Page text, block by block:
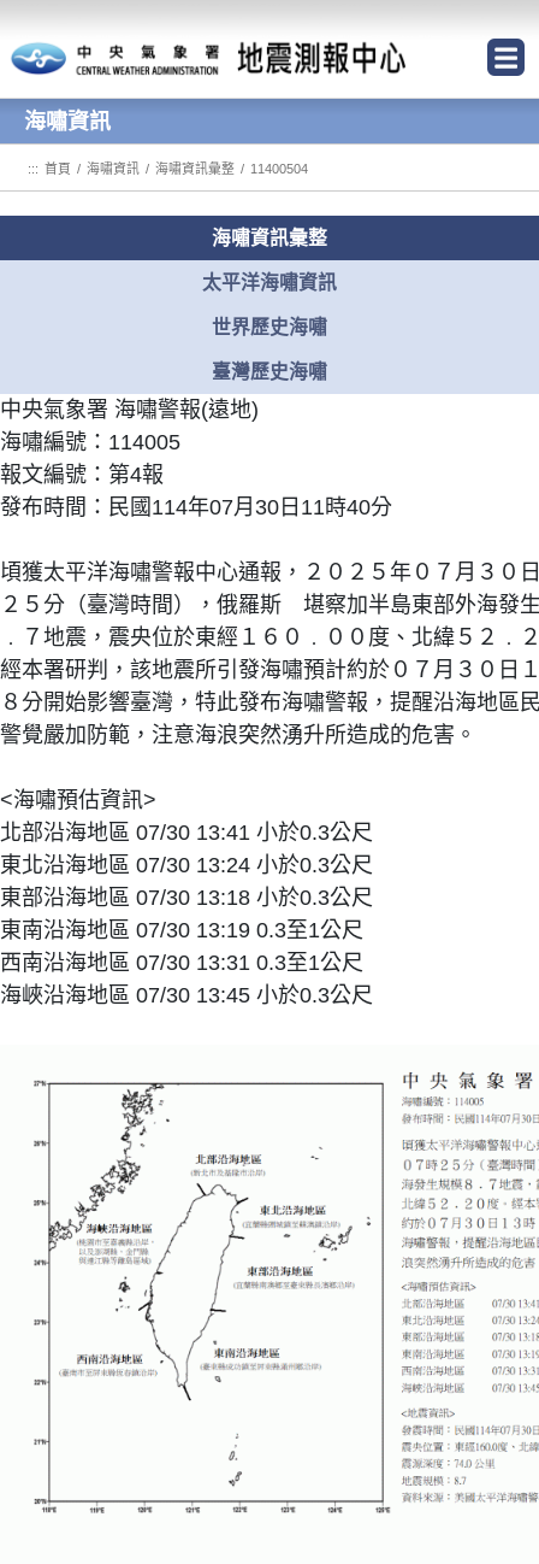
海嘯資訊
::: 首頁 / 海嘯資訊 / 海嘯資訊彙整 / 11400504
海嘯資訊彙整
太平洋海嘯資訊
世界歷史海嘯
臺灣歷史海嘯
中央氣象署 海嘯警報(遠地)
海嘯編號：114005
報文編號：第4報
發布時間：民國114年07月30日11時40分
頃獲太平洋海嘯警報中心通報，２０２５年０７月３０
２５分（臺灣時間），俄羅斯 堪察加半島東部外海發
﹒７地震，震央位於東經１６０﹒００度、北緯５２﹒
經本署研判，該地震所引發海嘯預計約於０７月３０日
８分開始影響臺灣，特此發布海嘯警報，提醒沿海地區
警覺嚴加防範，注意海浪突然湧升所造成的危害。
<海嘯預估資訊>
北部沿海地區 07/30 13:41 小於0.3公尺
東北沿海地區 07/30 13:24 小於0.3公尺
東部沿海地區 07/30 13:18 小於0.3公尺
東南沿海地區 07/30 13:19 0.3至1公尺
西南沿海地區 07/30 13:31 0.3至1公尺
海峽沿海地區 07/30 13:45 小於0.3公尺